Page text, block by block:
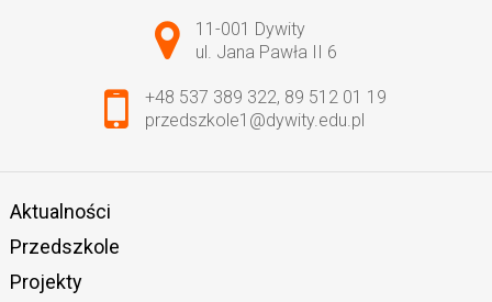
Adres pocztowy:
11-001 Dywity
ul. Jana Pawła II 6
+48 537 389 322, 89 512 01 19
przedszkole1@dywity.edu.pl
Aktualności
Przedszkole
Projekty